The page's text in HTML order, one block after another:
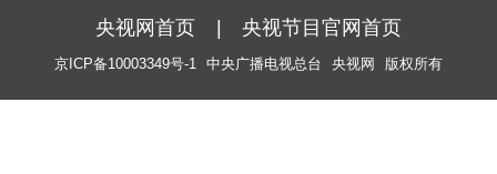
央视网首页 | 央视节目官网首页
京ICP备10003349号-1 中央广播电视总台 央视网 版权所有